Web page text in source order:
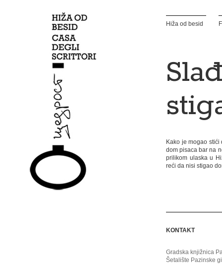
Hiža od besid
Kako je mogao
dom pisaca bar na
prilikom ulaska u
reći da nisi stigao
KONTAKT
Gradska knjižnica
Šetalište Pazinske